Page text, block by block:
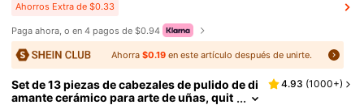
Ahorros Extra de $0.33
Paga ahora, o en 4 pagos de $0.94
Ahorra$0.19 en este artículo después de unirte.
Set de 13 piezas de cabezales de pulido de di
amante cerámico para arte de uñas, quit
4.93 (1000+)